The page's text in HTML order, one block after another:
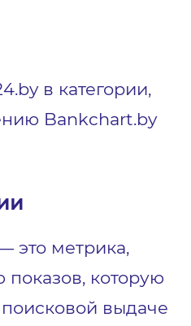
в категории,
Bankchart.by
это метрика,
которую
выдаче